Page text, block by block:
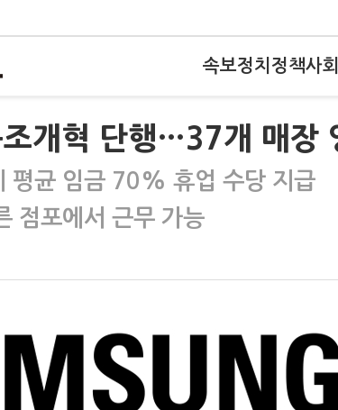
속보정치 정책사회
개혁 단행…37개 매장
평균 임금 70% 휴업 수당 지급
점포에서 근무 가능